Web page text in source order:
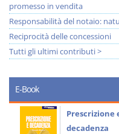
promesso in vendita
Responsabilità del notaio:
Reciprocità delle concessioni
Tutti gli ultimi contributi >
E-Book
Prescrizione
decadenza